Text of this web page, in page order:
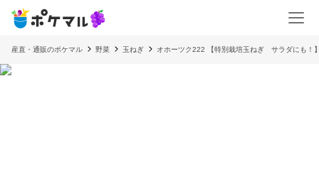
産直・通販のポケマル 野菜 玉ねぎ オホーツク222 【特別栽培玉ねぎ サラダにも！